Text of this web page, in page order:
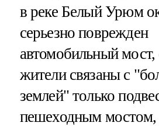
в реке Белый Урюм
серьезно поврежден
автомобильный мост,
жители связаны с
землей" только
пешеходным мостом,